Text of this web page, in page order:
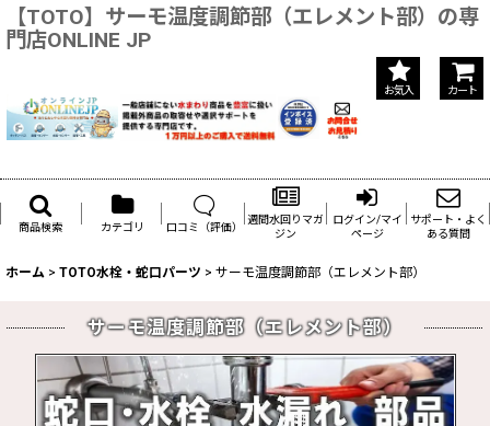
【TOTO】サーモ温度調節部（エレメント部）の専
門店ONLINE JP
お気入 カート
商品検索 カテゴリ 口コミ（評価）
週間水回りマガ
ジン
ログイン/マイ
ページ
サポート・よく
ある質問
ホーム > TOTO水栓・蛇口パーツ > サーモ温度調節部（エレメント部）
サーモ温度調節部（エレメント部）